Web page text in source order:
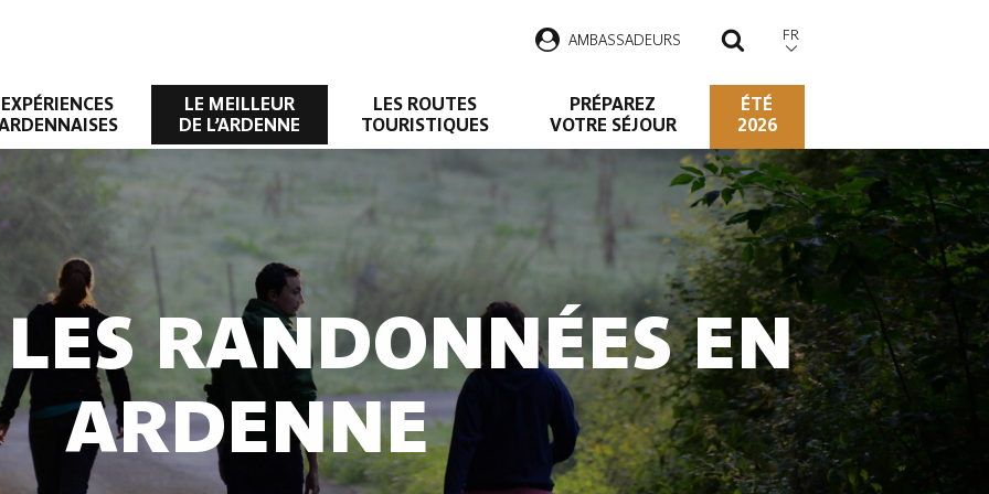
AMBASSADEURS RECHERCHER
FR
EXPÉRIENCES
LE MEILLEUR
DE L’ARDENNE
LES ROUTES
TOURISTIQUES
PRÉPAREZ
VOTRE SÉJOUR
ÉTÉ
2026
RANDONNÉES EN
ARDENNE